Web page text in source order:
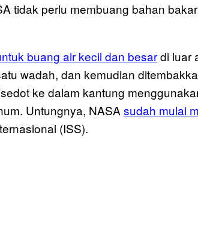
tidak perlu membuang bahan
buang air kecil dan besardi luar
wadah, dan kemudian
ke dalam kantung
Untungnya, NASA sudah mulai
(ISS).